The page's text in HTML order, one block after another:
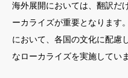
海外展開においては、翻訳だ
ーカライズが重要となります
において、各国の文化に配慮
なローカライズを実施していま